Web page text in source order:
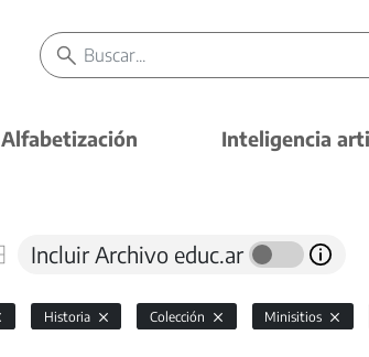
Alfabetización Inteligencia
Incluir Archivo educ.ar
Historia Colección Minisitios